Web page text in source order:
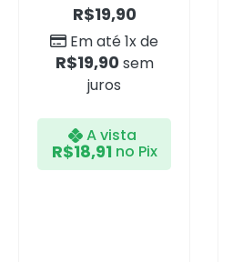
R$19,90
Em até 1x de
R$19,90 sem
juros
A vista
R$18,91 no Pix